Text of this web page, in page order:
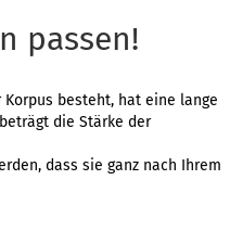
passen!
Korpus besteht, hat eine lange
beträgt die Stärke der
dass sie ganz nach Ihrem